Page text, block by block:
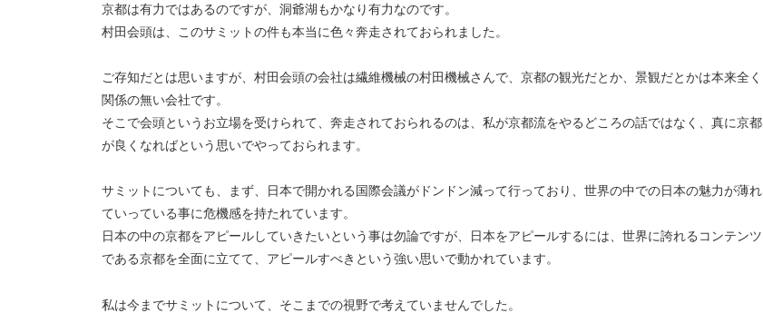
京都は有力ではあるのですが、洞爺湖もかなり有力なのです。
村田会頭は、このサミットの件も本当に色々奔走されておられました。
ご存知だとは思いますが、村田会頭の会社は繊維機械の村田機械さんで、京都の観光だとか、景観だとかは本来全く
関係の無い会社です。
そこで会頭というお立場を受けられて、奔走されておられるのは、私が京都流をやるどころの話ではなく、真に京都
が良くなればという思いでやっておられます。
サミットについても、まず、日本で開かれる国際会議がドンドン減って行っており、世界の中での日本の魅力が薄れ
ていっている事に危機感を持たれています。
日本の中の京都をアピールしていきたいという事は勿論ですが、日本をアピールするには、世界に誇れるコンテンツ
である京都を全面に立てて、アピールすべきという強い思いで動かれています。
私は今までサミットについて、そこまでの視野で考えていませんでした。